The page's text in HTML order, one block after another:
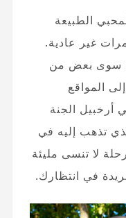
الطبيعة
غير عادية.
سوى بعض من
المواقع
أرخبيل الجنة
تذهب إليه في
لا تنسى مليئة
في انتظارك.